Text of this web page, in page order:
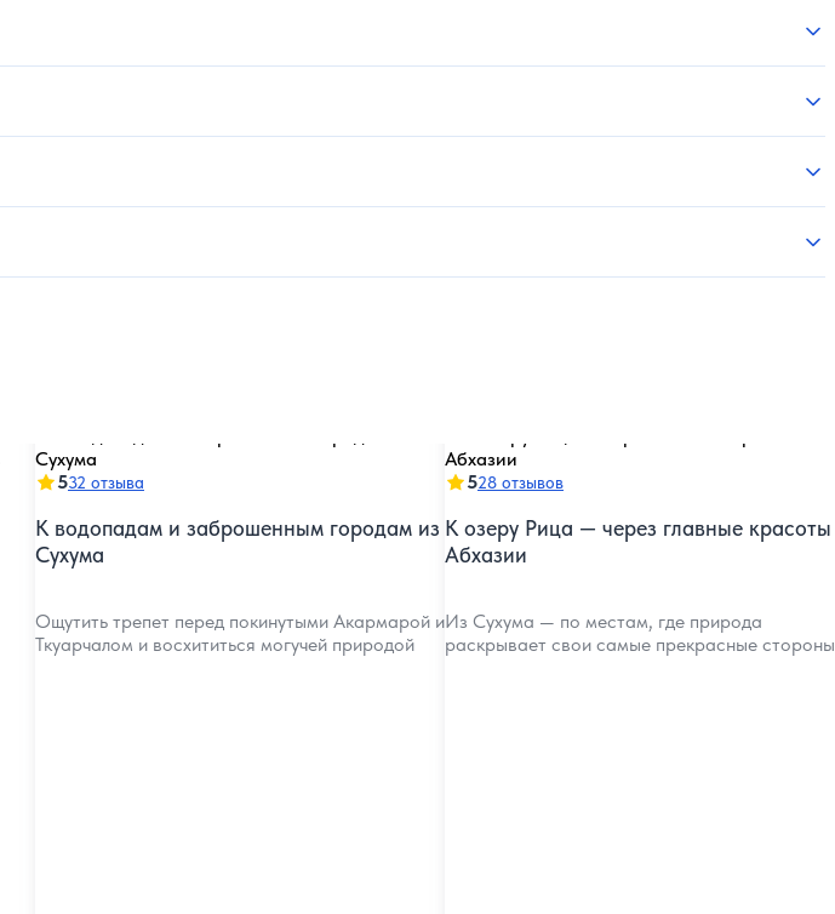
532 отзыва
К водопадам и заброшенным городам из
Сухума
Ощутить трепет перед покинутыми Акармарой и
Ткуарчалом и восхититься могучей природой
528 отзывов
К озеру Рица — через главные красоты
Абхазии
Из Сухума — по местам, где природа
раскрывает свои самые прекрасные стороны